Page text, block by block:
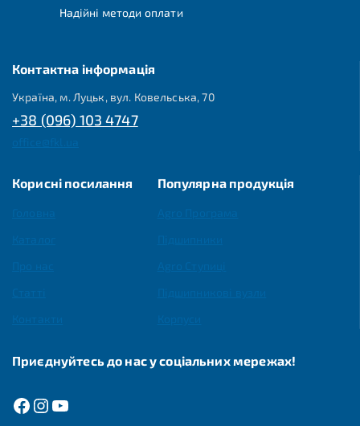
Надійні методи оплати
Контактна інформація
Україна, м. Луцьк, вул. Ковельська, 70
+38 (096) 103 4747
Корисні посилання Популярна продукція
Приєднуйтесь до нас у соціальних мережах!